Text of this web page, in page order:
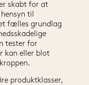
skabt for at
til
fælles grundlag
tester for
kan eller blot
produktklasser,